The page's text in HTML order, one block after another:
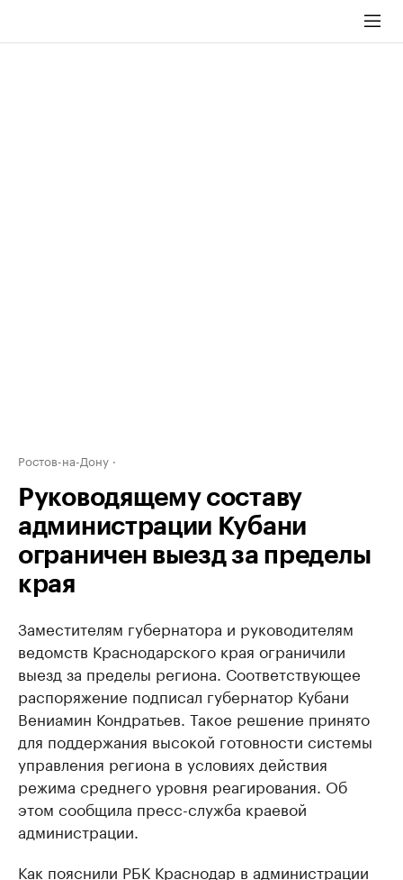
Ростов-на-Дону
Руководящему составу
администрации Кубани
ограничен выезд за пределы
края
Заместителям губернатора и руководителям
ведомств Краснодарского края ограничили
выезд за пределы региона. Соответствующее
распоряжение подписал губернатор Кубани
Вениамин Кондратьев. Такое решение принято
для поддержания высокой готовности системы
управления региона в условиях действия
режима среднего уровня реагирования. Об
этом сообщила пресс-служба краевой
администрации.
Как пояснили РБК Краснодар в администрации